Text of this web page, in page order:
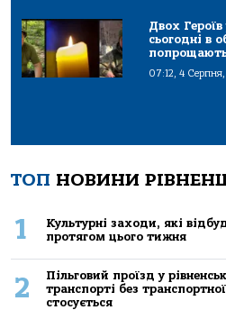
Двох
сьогодні в
07:12, 4
ТОП НОВИНИ
1
Культурні заходи, які
протягом цього тижня
2
Пільговий проїзд у
транспорті без
стосується